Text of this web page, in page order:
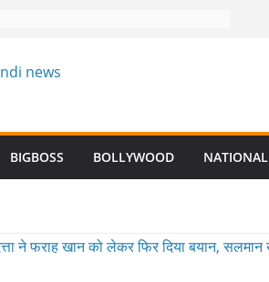
BIGBOSS BOLLYWOOD NATIONAL